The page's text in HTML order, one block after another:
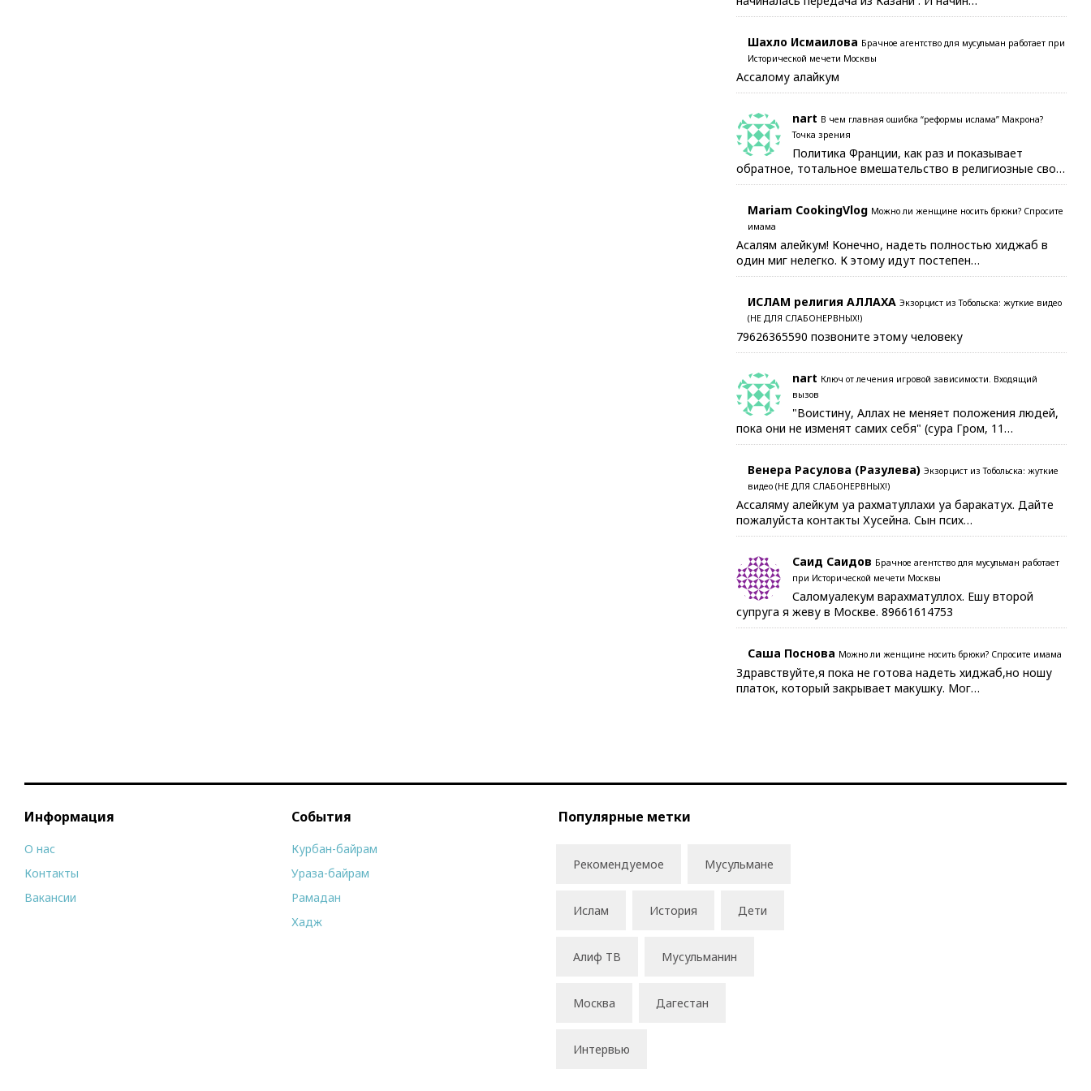
Шахло Исмаилова Брачное агентство для мусульман работает при
Исторической мечети Москвы
Ассалому алайкум
nart В чем главная ошибка “реформы ислама” Макрона?
Точка зрения
Политика Франции, как раз и показывает
обратное, тотальное вмешательство в религиозные сво…
Mariam CookingVlog Можно ли женщине носить брюки? Спросите
имама
Асалям алейкум! Конечно, надеть полностью хиджаб в
один миг нелегко. К этому идут постепен…
ИСЛАМ религия АЛЛАХА Экзорцист из Тобольска: жуткие видео
(НЕ ДЛЯ СЛАБОНЕРВНЫХ!)
79626365590 позвоните этому человеку
nart Ключ от лечения игровой зависимости. Входящий
вызов
"Воистину, Аллах не меняет положения людей,
пока они не изменят самих себя" (сура Гром, 11…
Венера Расулова (Разулева) Экзорцист из Тобольска: жуткие
видео (НЕ ДЛЯ СЛАБОНЕРВНЫХ!)
Ассаляму алейкум уа рахматуллахи уа баракатух. Дайте
пожалуйста контакты Хусейна. Сын псих…
Саид Саидов Брачное агентство для мусульман работает
при Исторической мечети Москвы
Саломуалекум варахматуллох. Ешу второй
супруга я жеву в Москве. 89661614753
Саша Поснова Можно ли женщине носить брюки? Спросите имама
Здравствуйте,я пока не готова надеть хиджаб,но ношу
платок, который закрывает макушку. Мог…
Информация
О нас
Контакты
Вакансии
События
Курбан-байрам
Ураза-байрам
Рамадан
Хадж
Популярные метки
Рекомендуемое Мусульмане
Ислам История Дети
Алиф ТВ Мусульманин
Москва Дагестан
Интервью